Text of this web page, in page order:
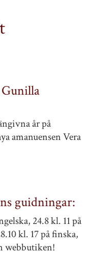
år på
amanuensen Vera
guidningar:
24.8 kl. 11 på
kl. 17 på finska,
webbutiken!